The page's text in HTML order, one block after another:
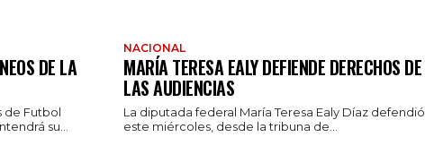
DE LA
de Futbol
su...
NACIONAL
MARÍA TERESA EALY DEFIENDE DERECHOS DE
LAS AUDIENCIAS
La diputada federal María Teresa Ealy Díaz defendió
este miércoles, desde la tribuna de...